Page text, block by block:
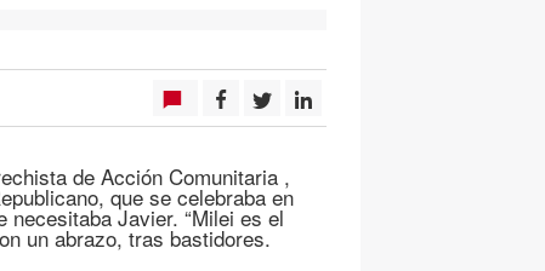
de Acción Comunitaria ,
que se celebraba en
Javier. “Milei es el
un abrazo, tras bastidores.